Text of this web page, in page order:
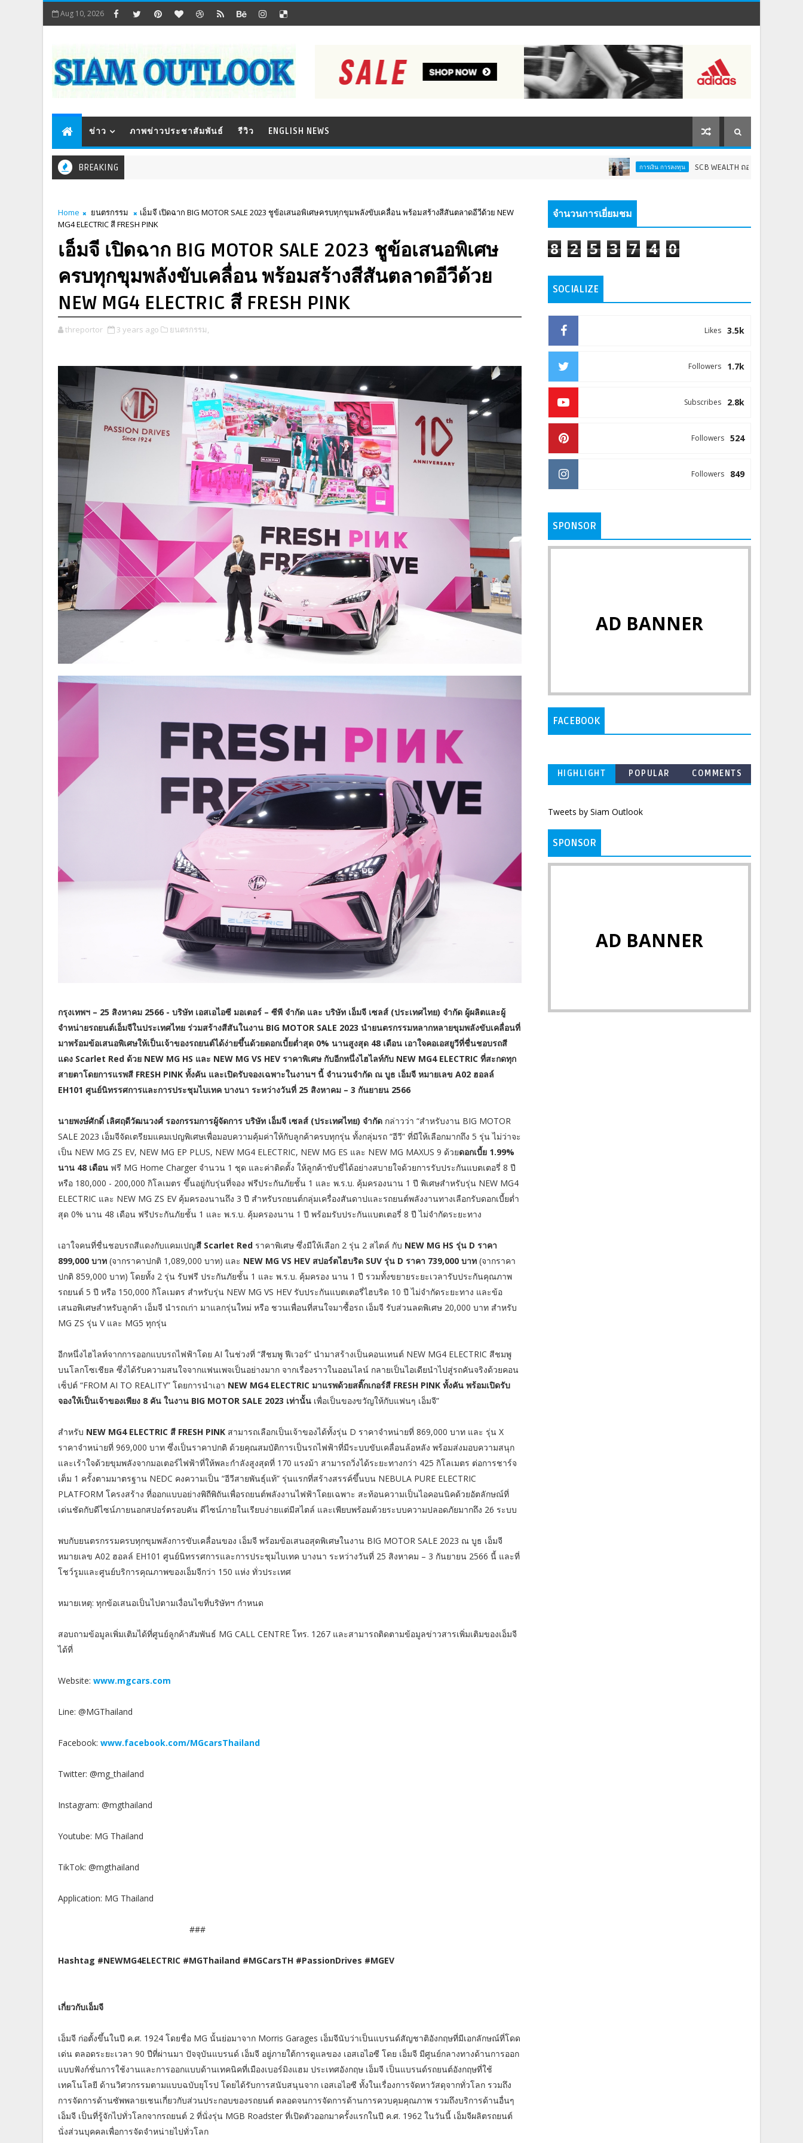
Aug 10, 2026
ข่าว ภาพข่าวประชาสัมพันธ์ รีวิว ENGLISH NEWS
BREAKING การเงิน การลงทุน SCB WEALTH ถอดรหัส Dollar Reset
Home ยนตรกรรม
เอ็มจี เปิดฉาก BIG MOTOR SALE 2023 ชูข้อเสนอพิเศษครบทุกขุมพลังขับเคลื่อน พร้อมสร้างสีสันตลาดอีวีด้วย NEW
MG4 ELECTRIC สี FRESH PINK
เอ็มจี เปิดฉาก BIG MOTOR SALE 2023 ชูข้อเสนอพิเศษ
ครบทุกขุมพลังขับเคลื่อน พร้อมสร้างสีสันตลาดอีวีด้วย
NEW MG4 ELECTRIC สี FRESH PINK
threportor 3 years ago ยนตรกรรม,
กรุงเทพฯ – 25 สิงหาคม 2566 - บริษัท เอสเอไอซี มอเตอร์ – ซีพี จำกัด และ บริษัท เอ็มจี เซลส์ (ประเทศไทย) จำกัด ผู้ผลิตและผู้
จำหน่ายรถยนต์เอ็มจีในประเทศไทย ร่วมสร้างสีสันในงาน BIG MOTOR SALE 2023 นำยนตรกรรมหลากหลายขุมพลังขับเคลื่อนที่
มาพร้อมข้อเสนอพิเศษให้เป็นเจ้าของรถยนต์ได้ง่ายขึ้นด้วยดอกเบี้ยต่ำสุด 0% นานสูงสุด 48 เดือน เอาใจคอเอสยูวีที่ชื่นชอบรถสี
แดง Scarlet Red ด้วย NEW MG HS และ NEW MG VS HEV ราคาพิเศษ กับอีกหนึ่งไฮไลท์กับ NEW MG4 ELECTRIC ที่สะกดทุก
สายตาโดยการแรพสี FRESH PINK ทั้งคัน และเปิดรับจองเฉพาะในงานฯ นี้ จำนวนจำกัด ณ บูธ เอ็มจี หมายเลข A02 ฮอลล์
EH101 ศูนย์นิทรรศการและการประชุมไบเทค บางนา ระหว่างวันที่ 25 สิงหาคม – 3 กันยายน 2566
นายพงษ์ศักดิ์ เลิศฤดีวัฒนวงศ์ รองกรรมการผู้จัดการ บริษัท เอ็มจี เซลส์ (ประเทศไทย) จำกัด กล่าวว่า “สำหรับงาน BIG MOTOR
SALE 2023 เอ็มจีจัดเตรียมแคมเปญพิเศษเพื่อมอบความคุ้มค่าให้กับลูกค้าครบทุกรุ่น ทั้งกลุ่มรถ “อีวี” ที่มีให้เลือกมากถึง 5 รุ่น ไม่ว่าจะ
เป็น NEW MG ZS EV, NEW MG EP PLUS, NEW MG4 ELECTRIC, NEW MG ES และ NEW MG MAXUS 9 ด้วยดอกเบี้ย 1.99%
นาน 48 เดือน ฟรี MG Home Charger จำนวน 1 ชุด และค่าติดตั้ง ให้ลูกค้าขับขี่ได้อย่างสบายใจด้วยการรับประกันแบตเตอรี่ 8 ปี
หรือ 180,000 - 200,000 กิโลเมตร ขึ้นอยู่กับรุ่นที่จอง ฟรีประกันภัยชั้น 1 และ พ.ร.บ. คุ้มครองนาน 1 ปี พิเศษสำหรับรุ่น NEW MG4
ELECTRIC และ NEW MG ZS EV คุ้มครองนานถึง 3 ปี สำหรับรถยนต์กลุ่มเครื่องสันดาปและรถยนต์พลังงานทางเลือกรับดอกเบี้ยต่ำ
สุด 0% นาน 48 เดือน ฟรีประกันภัยชั้น 1 และ พ.ร.บ. คุ้มครองนาน 1 ปี พร้อมรับประกันแบตเตอรี่ 8 ปี ไม่จำกัดระยะทาง
เอาใจคนที่ชื่นชอบรถสีแดงกับแคมเปญสี Scarlet Red ราคาพิเศษ ซึ่งมีให้เลือก 2 รุ่น 2 สไตล์ กับ NEW MG HS รุ่น D ราคา
899,000 บาท (จากราคาปกติ 1,089,000 บาท) และ NEW MG VS HEV สปอร์ตไฮบริด SUV รุ่น D ราคา 739,000 บาท (จากราคา
ปกติ 859,000 บาท) โดยทั้ง 2 รุ่น รับฟรี ประกันภัยชั้น 1 และ พ.ร.บ. คุ้มครอง นาน 1 ปี รวมทั้งขยายระยะเวลารับประกันคุณภาพ
รถยนต์ 5 ปี หรือ 150,000 กิโลเมตร สำหรับรุ่น NEW MG VS HEV รับประกันแบตเตอรี่ไฮบริด 10 ปี ไม่จำกัดระยะทาง และข้อ
เสนอพิเศษสำหรับลูกค้า เอ็มจี นำรถเก่า มาแลกรุ่นใหม่ หรือ ชวนเพื่อนที่สนใจมาซื้อรถ เอ็มจี รับส่วนลดพิเศษ 20,000 บาท สำหรับ
MG ZS รุ่น V และ MG5 ทุกรุ่น
อีกหนึ่งไฮไลท์จากการออกแบบรถไฟฟ้าโดย AI ในช่วงที่ “สีชมพู ฟีเวอร์” นำมาสร้างเป็นคอนเทนต์ NEW MG4 ELECTRIC สีชมพู
บนโลกโซเชียล ซึ่งได้รับความสนใจจากแฟนเพจเป็นอย่างมาก จากเรื่องราวในออนไลน์ กลายเป็นไอเดียนำไปสู่รถคันจริงด้วยคอน
เซ็ปต์ “FROM AI TO REALITY” โดยการนำเอา NEW MG4 ELECTRIC มาแรพด้วยสติ๊กเกอร์สี FRESH PINK ทั้งคัน พร้อมเปิดรับ
จองให้เป็นเจ้าของเพียง 8 คัน ในงาน BIG MOTOR SALE 2023 เท่านั้น เพื่อเป็นของขวัญให้กับแฟนๆ เอ็มจี”
สำหรับ NEW MG4 ELECTRIC สี FRESH PINK สามารถเลือกเป็นเจ้าของได้ทั้งรุ่น D ราคาจำหน่ายที่ 869,000 บาท และ รุ่น X
ราคาจำหน่ายที่ 969,000 บาท ซึ่งเป็นราคาปกติ ด้วยคุณสมบัติการเป็นรถไฟฟ้าที่มีระบบขับเคลื่อนล้อหลัง พร้อมส่งมอบความสนุก
และเร้าใจด้วยขุมพลังจากมอเตอร์ไฟฟ้าที่ให้พละกำลังสูงสุดที่ 170 แรงม้า สามารถวิ่งได้ระยะทางกว่า 425 กิโลเมตร ต่อการชาร์จ
เต็ม 1 ครั้งตามมาตรฐาน NEDC คงความเป็น “อีวีสายพันธุ์แท้” รุ่นแรกที่สร้างสรรค์ขึ้นบน NEBULA PURE ELECTRIC
PLATFORM โครงสร้าง ที่ออกแบบอย่างพิถีพิถันเพื่อรถยนต์พลังงานไฟฟ้าโดยเฉพาะ สะท้อนความเป็นไอคอนนิคด้วยอัตลักษณ์ที่
เด่นชัดกับดีไซน์ภายนอกสปอร์ตรอบคัน ดีไซน์ภายในเรียบง่ายแต่มีสไตล์ และเพียบพร้อมด้วยระบบความปลอดภัยมากถึง 26 ระบบ
พบกับยนตรกรรมครบทุกขุมพลังการขับเคลื่อนของ เอ็มจี พร้อมข้อเสนอสุดพิเศษในงาน BIG MOTOR SALE 2023 ณ บูธ เอ็มจี
หมายเลข A02 ฮอลล์ EH101 ศูนย์นิทรรศการและการประชุมไบเทค บางนา ระหว่างวันที่ 25 สิงหาคม – 3 กันยายน 2566 นี้ และที่
โชว์รูมและศูนย์บริการคุณภาพของเอ็มจีกว่า 150 แห่ง ทั่วประเทศ
หมายเหตุ: ทุกข้อเสนอเป็นไปตามเงื่อนไขที่บริษัทฯ กำหนด
สอบถามข้อมูลเพิ่มเติมได้ที่ศูนย์ลูกค้าสัมพันธ์ MG CALL CENTRE โทร. 1267 และสามารถติดตามข้อมูลข่าวสารเพิ่มเติมของเอ็มจี
ได้ที่
Website: www.mgcars.com
Line: @MGThailand
Facebook: www.facebook.com/MGcarsThailand
Twitter: @mg_thailand
Instagram: @mgthailand
Youtube: MG Thailand
TikTok: @mgthailand
Application: MG Thailand
###
Hashtag #NEWMG4ELECTRIC #MGThailand #MGCarsTH #PassionDrives #MGEV
เกี่ยวกับเอ็มจี
เอ็มจี ก่อตั้งขึ้นในปี ค.ศ. 1924 โดยชื่อ MG นั้นย่อมาจาก Morris Garages เอ็มจีนับว่าเป็นแบรนด์สัญชาติอังกฤษที่มีเอกลักษณ์ที่โดด
เด่น ตลอดระยะเวลา 90 ปีที่ผ่านมา ปัจจุบันแบรนด์ เอ็มจี อยู่ภายใต้การดูแลของ เอสเอไอซี โดย เอ็มจี มีศูนย์กลางทางด้านการออก
แบบฟังก์ชั่นการใช้งานและการออกแบบด้านเทคนิคที่เมืองเบอร์มิงแฮม ประเทศอังกฤษ เอ็มจี เป็นแบรนด์รถยนต์อังกฤษที่ใช้
เทคโนโลยี ด้านวิศวกรรมตามแบบฉบับยุโรป โดยได้รับการสนับสนุนจาก เอสเอไอซี ทั้งในเรื่องการจัดหาวัสดุจากทั่วโลก รวมถึง
การจัดการด้านซัพพลายเชนเกี่ยวกับส่วนประกอบของรถยนต์ ตลอดจนการจัดการด้านการควบคุมคุณภาพ รวมถึงบริการด้านอื่นๆ
เอ็มจี เป็นที่รู้จักไปทั่วโลกจากรถยนต์ 2 ที่นั่งรุ่น MGB Roadster ที่เปิดตัวออกมาครั้งแรกในปี ค.ศ. 1962 ในวันนี้ เอ็มจีผลิตรถยนต์
นั่งส่วนบุคคลเพื่อการจัดจำหน่ายไปทั่วโลก
จำนวนการเยี่ยมชม
8 2 5 3 7 4 0
SOCIALIZE
3.5k
Likes
1.7k
Followers
2.8k
Subscribes
524
Followers
849
Followers
SPONSOR
AD BANNER
FACEBOOK
HIGHLIGHT POPULAR COMMENTS
Tweets by Siam Outlook
SPONSOR
AD BANNER